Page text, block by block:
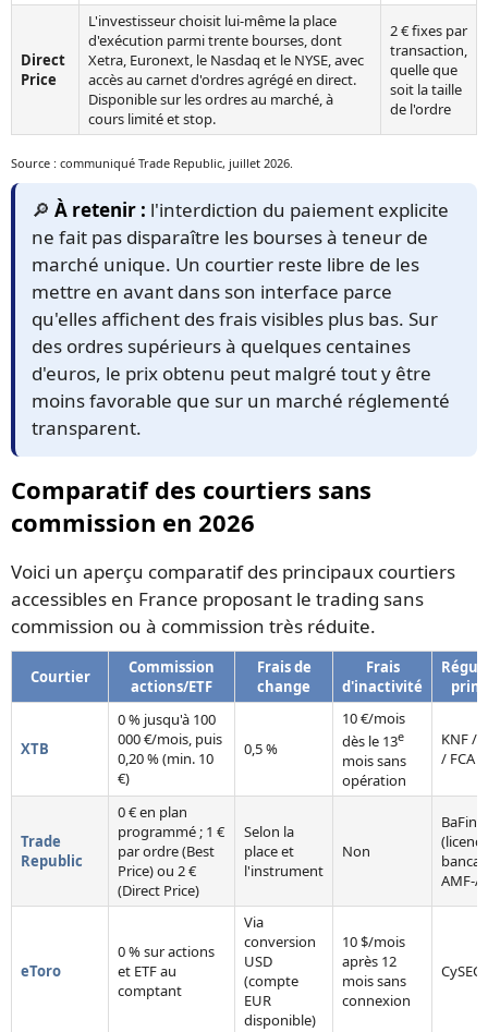
Direct
Price
L'investisseur choisit lui-même la place
d'exécution parmi trente bourses, dont
Xetra, Euronext, le Nasdaq et le NYSE, avec
accès au carnet d'ordres agrégé en direct.
Disponible sur les ordres au marché, à
cours limité et stop.
2 € fixes par
transaction,
quelle que
soit la taille
de l'ordre
Source : communiqué Trade Republic, juillet 2026.
🔎 À retenir : l'interdiction du paiement explicite
ne fait pas disparaître les bourses à teneur de
marché unique. Un courtier reste libre de les
mettre en avant dans son interface parce
qu'elles affichent des frais visibles plus bas. Sur
des ordres supérieurs à quelques centaines
d'euros, le prix obtenu peut malgré tout y être
moins favorable que sur un marché réglementé
transparent.
Comparatif des courtiers sans
commission en 2026
Voici un aperçu comparatif des principaux courtiers
accessibles en France proposant le trading sans
commission ou à commission très réduite.
Courtier
Commission
actions/ETF
Frais de
change
Frais
d'inactivité
XTB
0 % jusqu'à 100
000 €/mois, puis
0,20 % (min. 10
€)
0,5 %
10 €/mois
dès le 13e
mois sans
opération
KNF /
/ FCA
Trade
Republic
0 € en plan
programmé ; 1 €
par ordre (Best
Price) ou 2 €
(Direct Price)
Selon la
place et
l'instrument
Non
BaFin
(licence
AMF-
eToro
0 % sur actions
et ETF au
comptant
Via
conversion
USD
(compte
EUR
disponible)
10 $/mois
après 12
mois sans
connexion
CySEC